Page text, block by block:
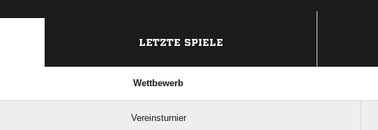
LETZTE SPIELE
Wettbewerb
Vereinsturnier